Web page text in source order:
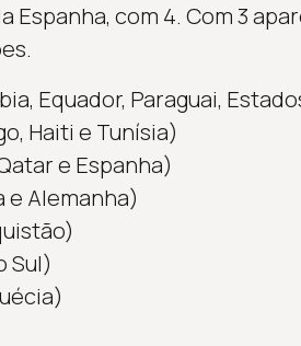
Espanha, com 4. Com 3
Equador, Paraguai,
Haiti e Tunísia)
e Espanha)
e Alemanha)
Sul)